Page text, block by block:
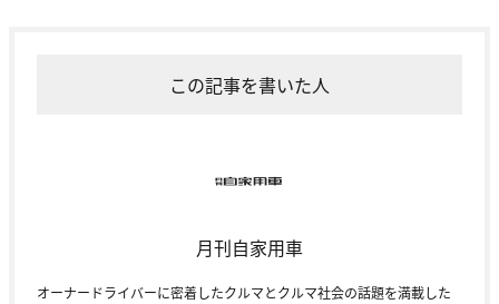
この記事を書いた人
月刊自家用車
オーナードライバーに密着したクルマとクルマ社会の話題を満載した